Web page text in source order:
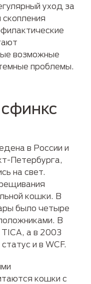
уход за
возможные
проблемы.
в России и
Петербурга,
на свет.
кошки. В
было четыре
В
а в 2003
и в WCF.
кошки с